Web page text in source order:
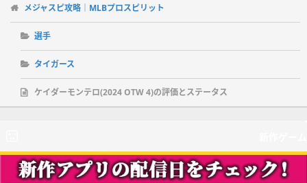
メジャスピ攻略｜MLBプロスピリット
選手
タイガース
ケイダーモンテロ(2024 OTW 4)の評価とステータス